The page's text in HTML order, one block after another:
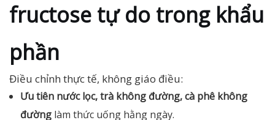
fructose tự do trong khẩu
phần
Điều chỉnh thực tế, không giáo điều:
Ưu tiên nước lọc, trà không đường, cà phê không
đường làm thức uống hằng ngày.